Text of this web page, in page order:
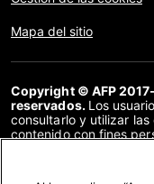
Mapa del sitio
Copyright © AFP
reservados. Los
consultarlo y utilizar
contenido con fines
distribución del